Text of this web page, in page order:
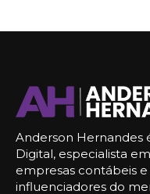
Anderson Hernandes
Digital, especialista
empresas contábeis
influenciadores do